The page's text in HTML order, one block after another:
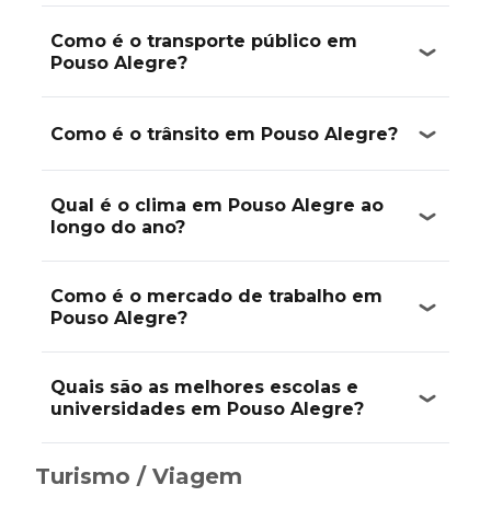
Como é o transporte público em
Pouso Alegre?
Como é o trânsito em Pouso Alegre?
Qual é o clima em Pouso Alegre ao
longo do ano?
Como é o mercado de trabalho em
Pouso Alegre?
Quais são as melhores escolas e
universidades em Pouso Alegre?
Turismo / Viagem